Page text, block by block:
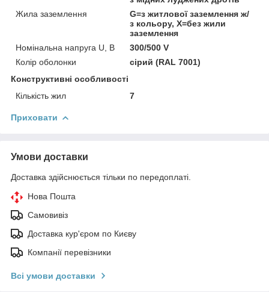
Жила заземлення
G=з житлової заземлення ж/
з кольору, Х=без жили
заземлення
Номінальна напруга U, В
300/500 V
Колір оболонки
сірий (RAL 7001)
Конструктивні особливості
Кількість жил
7
Приховати
Умови доставки
Доставка здійснюється тільки по передоплаті.
Нова Пошта
Самовивіз
Доставка кур'єром по Києву
Компанії перевізники
Всі умови доставки